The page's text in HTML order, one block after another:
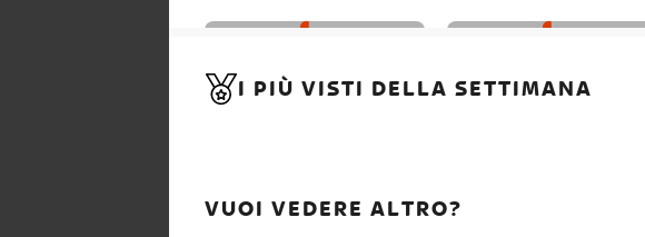
MasterChef 15, Carlotta è
MasterChef 15, Matteo
I PIÙ VISTI DELLA SETTIMANA
VUOI VEDERE ALTRO?